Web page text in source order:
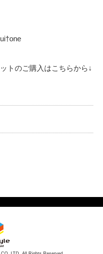
トのご購入はこちらから↓